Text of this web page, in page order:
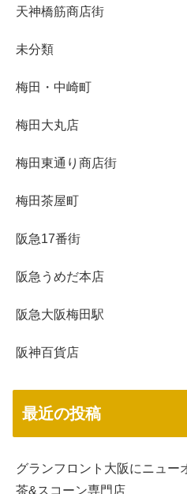
天神橋筋商店街
未分類
梅田・中崎町
梅田大丸店
梅田東通り商店街
梅田茶屋町
阪急17番街
阪急うめだ本店
阪急大阪梅田駅
阪神百貨店
最近の投稿
グランフロント大阪にニュ
茶&スコーン専門店